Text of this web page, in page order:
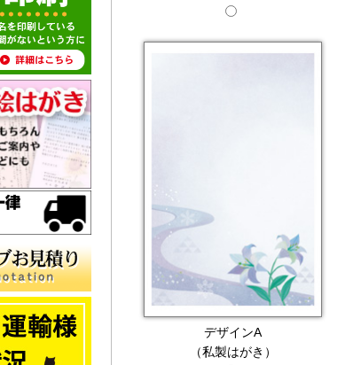
デザインA
（私製はがき）